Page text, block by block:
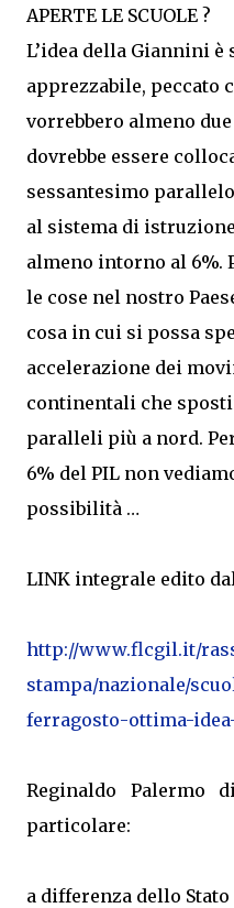
APERTE LE SCUOLE ?
L’idea della Giannini
apprezzabile, peccato
vorrebbero almeno
dovrebbe essere
sessantesimo
al sistema di
almeno intorno al 6%.
le cose nel nostro
cosa in cui si possa
accelerazione dei
continentali che
paralleli più a nord.
6% del PIL non
possibilità …
LINK integrale edito
http://www.flcgil.it/
stampa/nazionale/
ferragosto-ottima-
Reginaldo Palermo
particolare:
a differenza dello